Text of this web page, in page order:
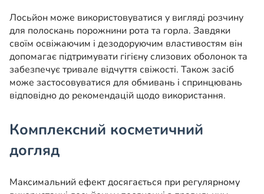
Лосьйон може використовуватися у вигляді розчину
для полоскань порожнини рота та горла. Завдяки
своїм освіжаючим і дезодоруючим властивостям він
допомагає підтримувати гігієну слизових оболонок та
забезпечує тривале відчуття свіжості. Також засіб
може застосовуватися для обмивань і спринцювань
відповідно до рекомендацій щодо використання.
Комплексний косметичний
догляд
Максимальний ефект досягається при регулярному